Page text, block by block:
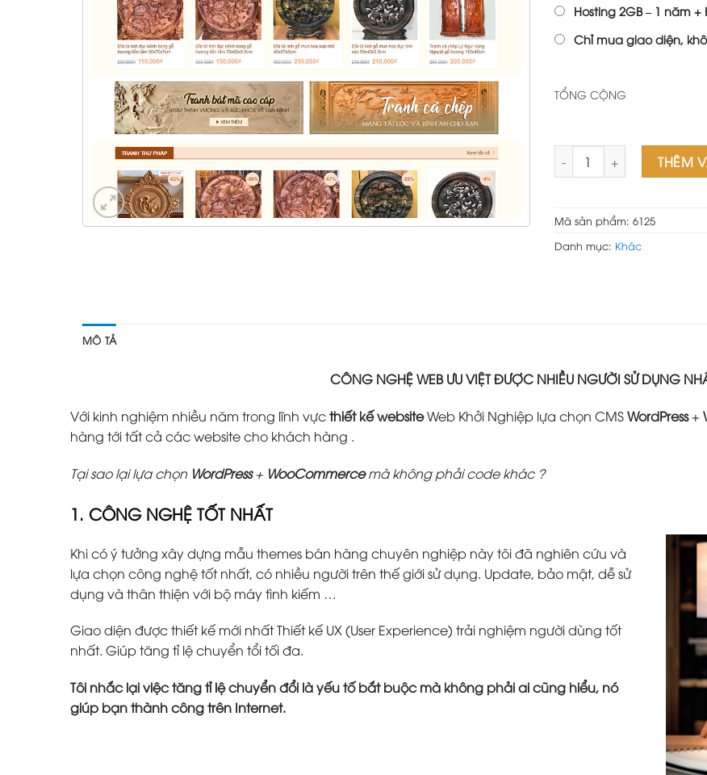
Hosting 2GB – 1 năm
Chỉ mua giao diện,
TỔNG CỘNG
Mẫu website bán tranh
THÊM
Mã sản phẩm: 6125
Danh mục: Khác
MÔ TẢ
CÔNG NGHỆ WEB ƯU VIỆT ĐƯỢC NHIỀU NGƯỜI SỬ DỤNG
Với kinh nghiệm nhiều năm trong lĩnh vựcthiết kế websiteWeb Khởi Nghiệp lựa chọn CMSWordPress+
hàng tới tất cả các website cho khách hàng .
Tại sao lại lựa chọn WordPress+ WooCommercemà không phải code khác ?
1. CÔNG NGHỆ TỐT NHẤT
Khi có ý tưởng xây dựng mẫu themes bán hàng chuyên nghiệp này tôi đã nghiên cứu và
lựa chọn công nghệ tốt nhất, có nhiều người trên thế giới sử dụng. Update, bảo mật, dễ sử
dụng và thân thiện với bộ máy tình kiếm …
Giao diện được thiết kế mới nhất Thiết kế UX (User Experience) trải nghiệm người dùng tốt
nhất. Giúp tăng tỉ lệ chuyển tổi tối đa.
Tôi nhắc lại việc tăng tỉ lệ chuyển đổi là yếu tố bắt buộc mà không phải ai cũng hiểu, nó
giúp bạn thành công trên Internet.